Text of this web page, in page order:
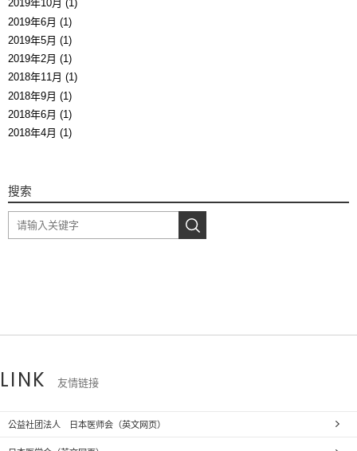
2019年10月 (1)
2019年6月 (1)
2019年5月 (1)
2019年2月 (1)
2018年11月 (1)
2018年9月 (1)
2018年6月 (1)
2018年4月 (1)
搜索
LINK 友情链接
公益社团法人 日本医师会（英文网页）